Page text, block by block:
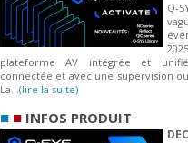
Q-
plateforme AV intégrée et
connectée et avec une supervision
La...(lire la suite)
■ ■ INFOS PRODUIT